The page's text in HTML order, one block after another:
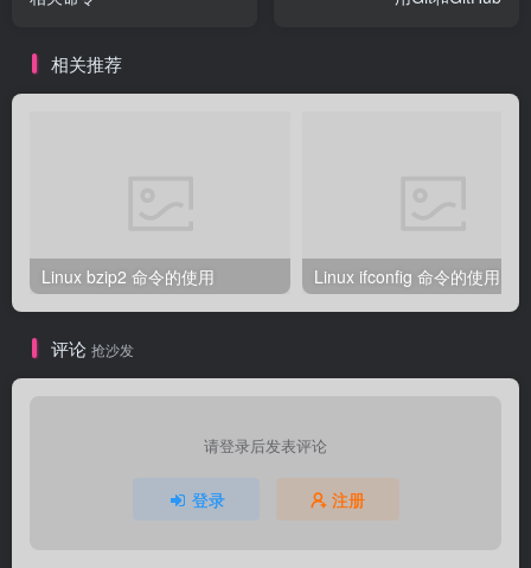
相关推荐
Linux bzip2 命令的使用 Linux ifconfig 命令的使用
评论 抢沙发
请登录后发表评论
登录 注册